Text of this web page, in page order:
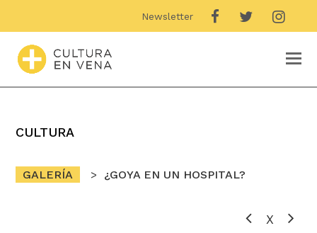
Newsletter
CULTURA
GALERÍA ¿GOYA EN UN HOSPITAL?
X